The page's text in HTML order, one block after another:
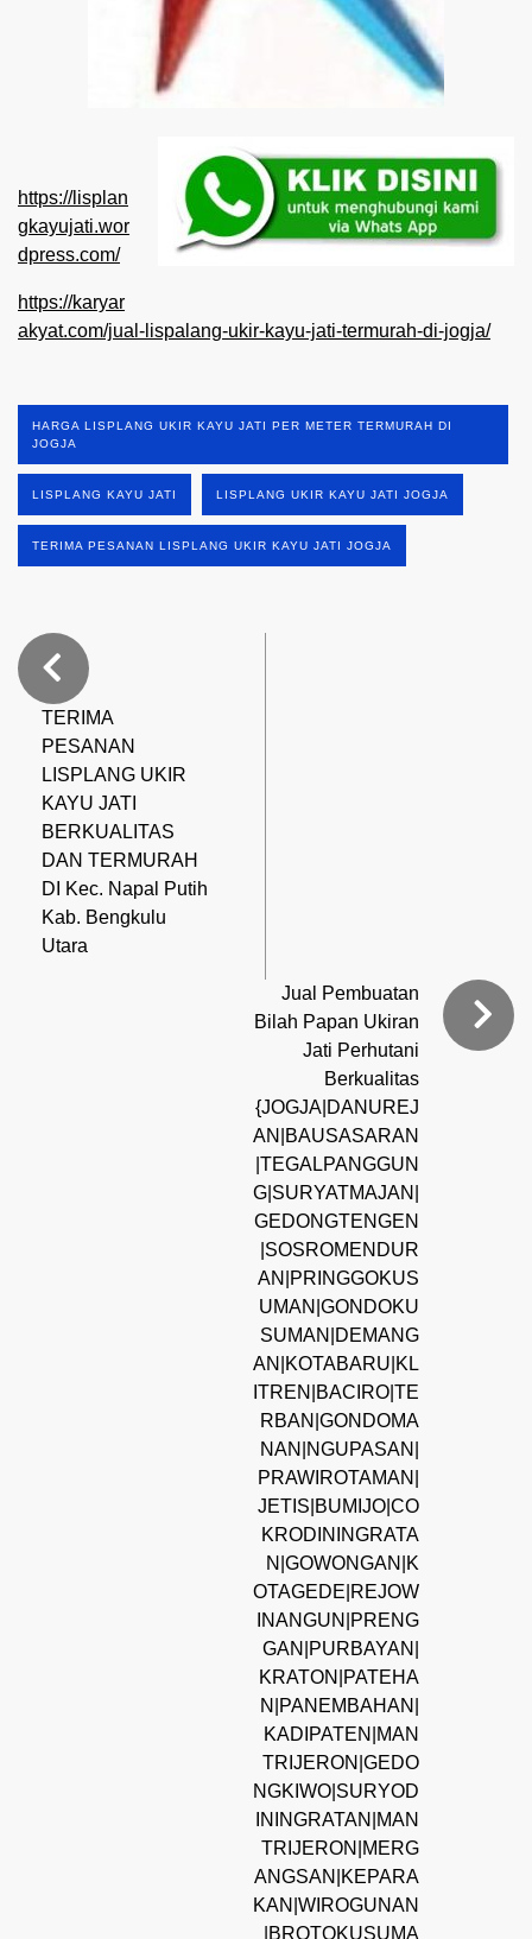
https://lisplan
gkayujati.wor
dpress.com/
https://karyar
akyat.com/jual-lispalang-ukir-kayu-jati-termurah-di-jogja/
HARGA LISPLANG UKIR KAYU JATI PER METER TERMURAH DI
JOGJA
LISPLANG KAYU JATI LISPLANG UKIR KAYU JATI JOGJA
TERIMA PESANAN LISPLANG UKIR KAYU JATI JOGJA
TERIMA
PESANAN
LISPLANG UKIR
KAYU JATI
BERKUALITAS
DAN TERMURAH
DI Kec. Napal Putih
Kab. Bengkulu
Utara
Jual Pembuatan
Bilah Papan Ukiran
Jati Perhutani
Berkualitas
{JOGJA|DANUREJ
AN|BAUSASARAN
|TEGALPANGGUN
G|SURYATMAJAN|
GEDONGTENGEN
|SOSROMENDUR
AN|PRINGGOKUS
UMAN|GONDOKU
SUMAN|DEMANG
AN|KOTABARU|KL
ITREN|BACIRO|TE
RBAN|GONDOMA
NAN|NGUPASAN|
PRAWIROTAMAN|
JETIS|BUMIJO|CO
KRODININGRATA
N|GOWONGAN|K
OTAGEDE|REJOW
INANGUN|PRENG
GAN|PURBAYAN|
KRATON|PATEHA
N|PANEMBAHAN|
KADIPATEN|MAN
TRIJERON|GEDO
NGKIWO|SURYOD
ININGRATAN|MAN
TRIJERON|MERG
ANGSAN|KEPARA
KAN|WIROGUNAN
|BROTOKUSUMA